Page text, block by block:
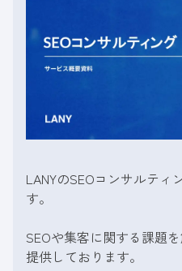
LANYのSEOコンサルティ
す。
SEOや集客に関する課題
提供しております。